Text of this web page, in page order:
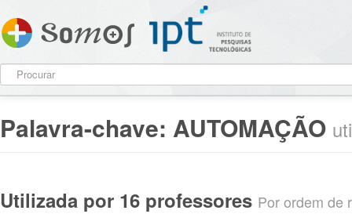
Palavra-chave: AUTOMAÇÃO
Utilizada por 16 professores Por ordem de